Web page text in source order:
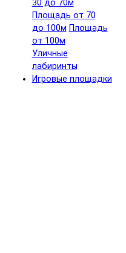
30 до 70м
Площадь от 70
до 100м Площадь
от 100м
Уличные
лабиринты
Игровые площадки